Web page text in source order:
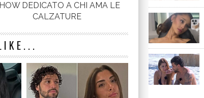
DEDICATO A CHI AMA LE
CALZATURE